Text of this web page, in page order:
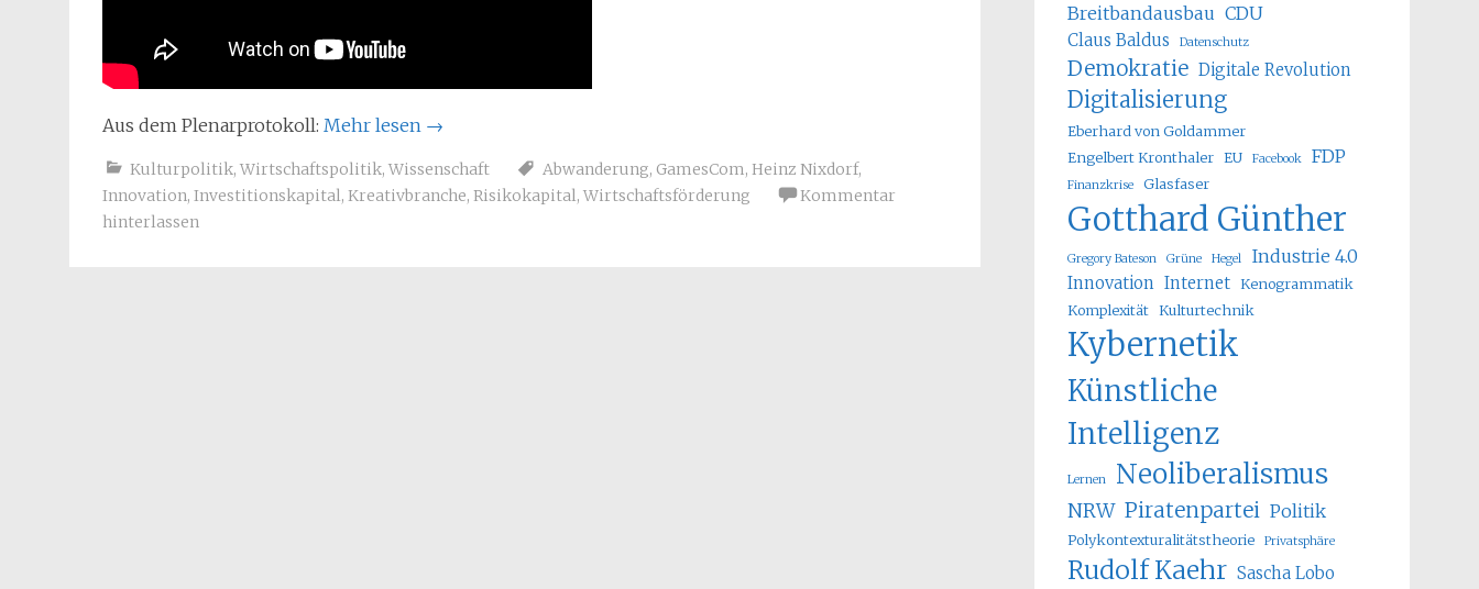
Aus dem Plenarprotokoll: Mehr lesen →
Kulturpolitik, Wirtschaftspolitik, Wissenschaft Abwanderung, GamesCom, Heinz Nixdorf,
Innovation, Investitionskapital, Kreativbranche, Risikokapital, Wirtschaftsförderung
Kommentar
hinterlassen
Breitbandausbau CDU
Claus Baldus Datenschutz
Demokratie Digitale Revolution
Digitalisierung
Eberhard von Goldammer
Engelbert Kronthaler EU Facebook FDP
Finanzkrise Glasfaser
Gotthard Günther
Gregory Bateson Grüne Hegel Industrie 4.0
Innovation Internet Kenogrammatik
Komplexität Kulturtechnik
Kybernetik
Künstliche
Intelligenz
Lernen Neoliberalismus
NRW Piratenpartei Politik
Polykontexturalitätstheorie Privatsphäre
Rudolf Kaehr Sascha Lobo